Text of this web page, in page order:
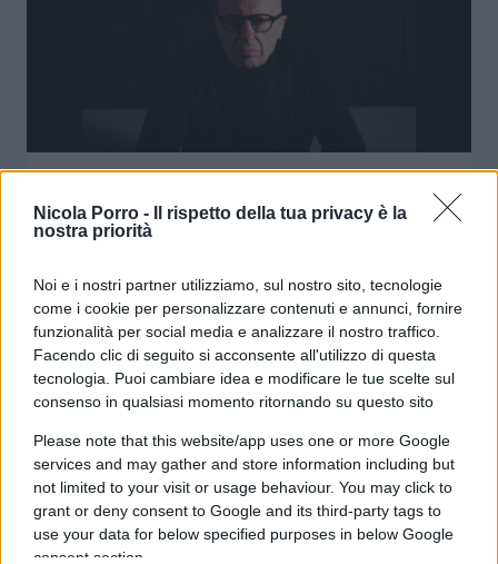
Nicola Porro -
Il rispetto della tua privacy è la
nostra priorità
Noi e i nostri partner utilizziamo, sul nostro sito, tecnologie
come i cookie per personalizzare contenuti e annunci, fornire
funzionalità per social media e analizzare il nostro traffico.
Facendo clic di seguito si acconsente all'utilizzo di questa
tecnologia. Puoi cambiare idea e modificare le tue scelte sul
consenso in qualsiasi momento ritornando su questo sito
Please note that this website/app uses one or more Google
services and may gather and store information including but
not limited to your visit or usage behaviour. You may click to
grant or deny consent to Google and its third-party tags to
use your data for below specified purposes in below Google
consent section.
dentro la realtà
diRedazione
31 Marzo 2026, 10:39